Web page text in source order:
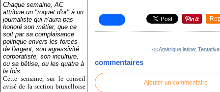
Chaque semaine, AC
attribue un "roquet d'or" à un
journaliste qui n'aura pas
honoré son métier, que ce
soit par sa complaisance
politique envers les forces
de l'argent, son agressivité
corporatiste, son inculture,
ou sa bêtise, ou les quatre à
la fois.
Cette semaine, sur le conseil
avisé de la section bruxelloise
<< Amérique latine:
commentaires
Ajouter un commentaire